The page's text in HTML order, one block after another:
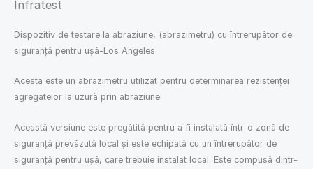
Infratest
Dispozitiv de testare la abraziune, (abrazimetru) cu întrerupător de
siguranță pentru ușă-Los Angeles
Acesta este un abrazimetru utilizat pentru determinarea rezistenței
agregatelor la uzură prin abraziune.
Această versiune este pregătită pentru a fi instalată într-o zonă de
siguranță prevăzută local și este echipată cu un întrerupător de
siguranță pentru ușă, care trebuie instalat local. Este compusă dintr-